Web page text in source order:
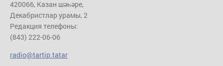
420066, Казан шәһәре,
Декабристлар урамы, 2
Редакция телефоны:
(843) 222-06-06
radio@tartip.tatar